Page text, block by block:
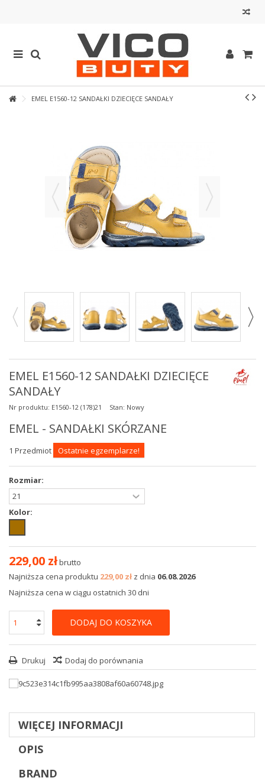
EMEL E1560-12 SANDAŁKI DZIECIĘCE SANDAŁY
EMEL E1560-12 SANDAŁKI DZIECIĘCE
SANDAŁY
Nr produktu: E1560-12 (178)21 Stan: Nowy
EMEL - SANDAŁKI SKÓRZANE
1 Przedmiot Ostatnie egzemplarze!
Rozmiar:
Kolor:
229,00 złbrutto
Najniższa cena produktu 229,00 zł z dnia 06.08.2026
Najniższa cena w ciągu ostatnich 30 dni
DODAJ DO KOSZYKA
Drukuj Dodaj do porównania
WIĘCEJ INFORMACJI
OPIS
BRAND